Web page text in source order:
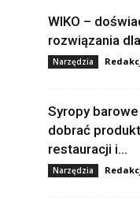
WIKO –
rozwiązania
Narzędzia
Syropy
dobrać
restauracji i...
Narzędzia